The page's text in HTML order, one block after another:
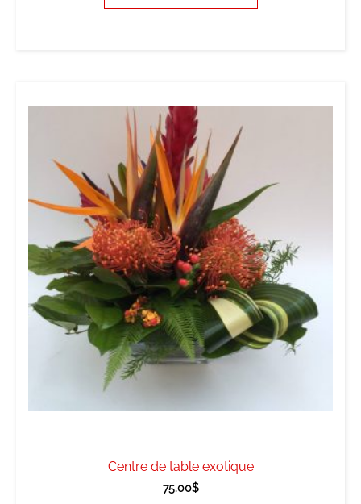
Centre de table exotique
75.00$